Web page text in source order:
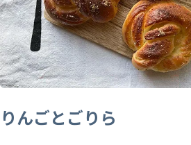
りんごとごりら